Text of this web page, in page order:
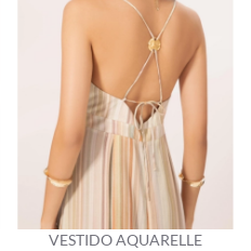
VESTIDO AQUARELLE